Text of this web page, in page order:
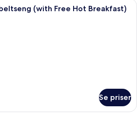
Skrivebord, blendingsgardiner,
(with Free Hot Breakfast)
Se priser